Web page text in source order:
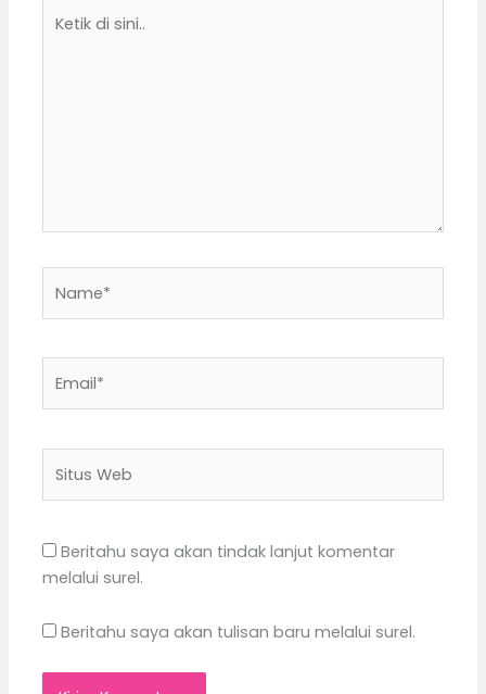
di
Web
Beritahu saya akan tindak lanjut komentar
melalui surel.
Beritahu saya akan tulisan baru melalui surel.